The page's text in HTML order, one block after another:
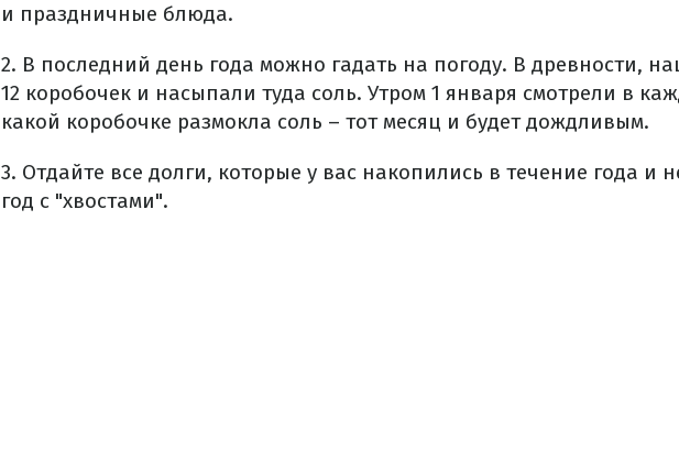
и праздничные блюда.
2. В последний день года можно гадать на погоду. В древности,
12 коробочек и насыпали туда соль. Утром 1 января смотрели в
какой коробочке размокла соль – тот месяц и будет дождливым.
3. Отдайте все долги, которые у вас накопились в течение года и
год с "хвостами".